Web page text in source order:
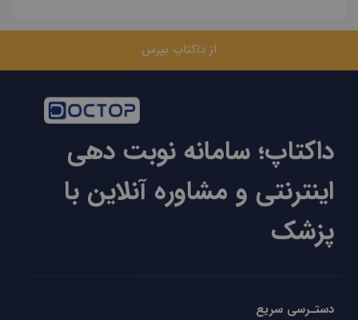
از داکتاپ بپرس
داکتاپ؛ سامانه نوبت دهی
اینترنتی و مشاوره آنلاین با
پزشک
دستـرسی سریع